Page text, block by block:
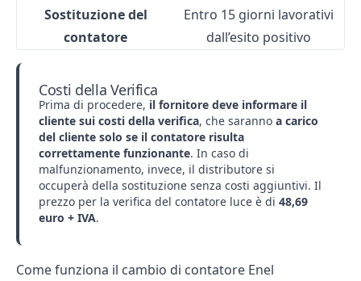
Sostituzione del
contatore
Entro 15 giorni lavorativi
dall’esito positivo
Costi della Verifica
Prima di procedere, il fornitore deve informare il
cliente sui costi della verifica, che saranno a carico
del cliente solo se il contatore risulta
correttamente funzionante. In caso di
malfunzionamento, invece, il distributore si
occuperà della sostituzione senza costi aggiuntivi. Il
prezzo per la verifica del contatore luce è di 48,69
euro + IVA.
Come funziona il cambio di contatore Enel